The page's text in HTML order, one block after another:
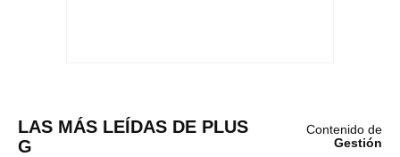
LAS MÁS LEÍDAS DE PLUS
G
Contenido de
Gestión